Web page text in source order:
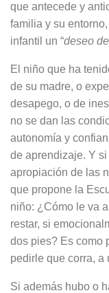
que antecede y
familia y su
infantil un “deseo
El niño que ha
de su madre, o
desapego, o de
no se dan las
autonomía y
de aprendizaje. Y
apropiación de las
que propone la
niño: ¿Cómo le va
restar, si
dos pies? Es como
pedirle que corra, a
Si además hubo o